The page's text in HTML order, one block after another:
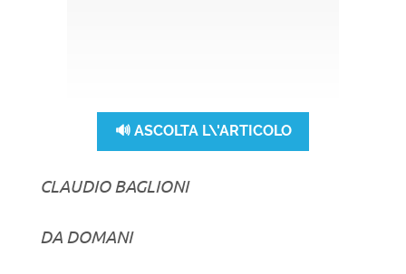
🔊 ASCOLTA L\'ARTICOLO
CLAUDIO BAGLIONI
DA DOMANI